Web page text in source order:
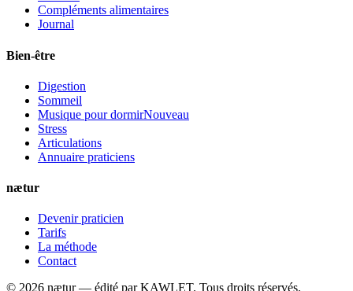
Compléments alimentaires
Journal
Bien-être
Digestion
Sommeil
Musique pour dormirNouveau
Stress
Articulations
Annuaire praticiens
nætur
Devenir praticien
Tarifs
La méthode
Contact
© 2026 nætur — édité par KAWLET. Tous droits réservés.